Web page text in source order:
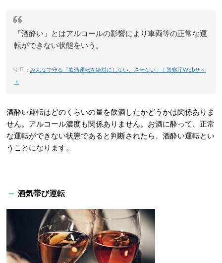
「酒酔い」とはアルコールの影響により車両等の正常な運
転ができない状態をいう。
引用： みんなで守る「飲酒運転を絶対にしない、させない」｜警察庁Webサイ
ト
酒酔い運転はどのくらいの量を飲酒したかどうかは関係ありま
せん。アルコール濃度も関係ありません。お酒に酔って、正常
な運転ができない状態であると判断されたら、酒酔い運転とい
うことになります。
酒気帯び運転